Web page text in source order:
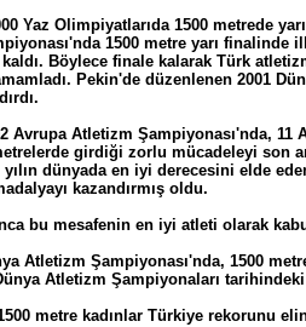
Yaz Olimpiyatlarıda 1500 metrede
1500 metre yarı
Böylece finale kalarak Türk
Pekin'de düzenlenen 2001
Avrupa Atletizm Şampiyonası'nda,
girdiği zorlu mücadeleyi son
yılın dünyada en iyi derecesini elde
kazandırmış oldu.
bu mesafenin en iyi atleti olarak
Atletizm Şampiyonası'nda, 1500
Atletizm Şampiyonaları
metre kadınlar Türkiye rekorunu